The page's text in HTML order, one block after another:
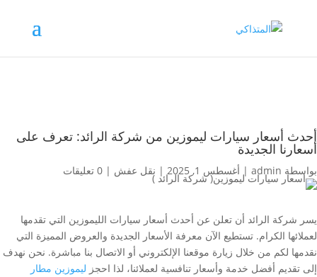
أحدث أسعار سيارات ليموزين من شركة الرائد: تعرف على
أسعارنا الجديدة
بواسطة admin
| أغسطس 1, 2025 | نقل عفش | 0 تعليقات
يسر شركة الرائد أن تعلن عن أحدث أسعار سيارات الليموزين التي تقدمها
لعملائها الكرام. تستطيع الآن معرفة الأسعار الجديدة والعروض المميزة التي
نقدمها لكم من خلال زيارة موقعنا الإلكتروني أو الاتصال بنا مباشرة. نحن نهدف
إلى تقديم أفضل خدمة وأسعار تنافسية لعملائنا، لذا احجز ليموزين مطار